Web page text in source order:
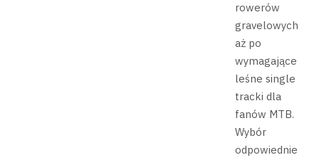
rowerów
gravelowych,
aż po
wymagające
leśne single
tracki dla
fanów MTB.
Wybór
odpowiedniej